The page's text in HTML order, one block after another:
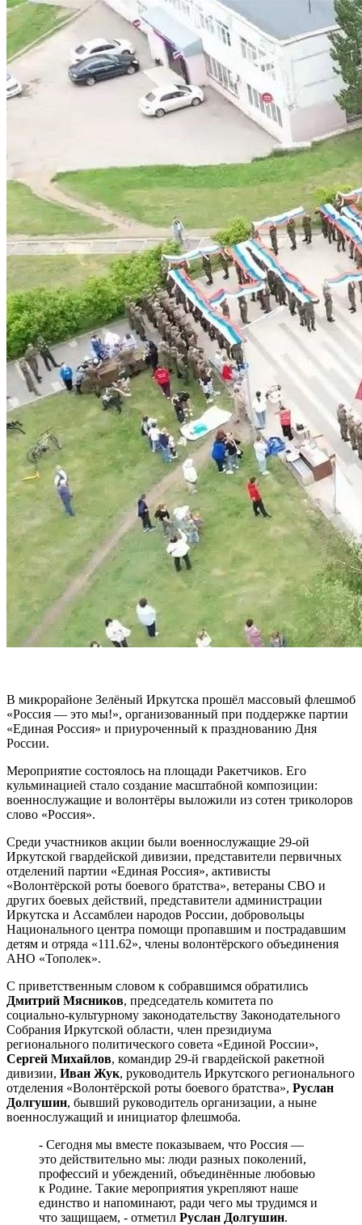
В микрорайоне Зелёный Иркутска прошёл массовый флешмоб
«Россия — это мы!», организованный при поддержке партии
«Единая Россия» и приуроченный к празднованию Дня
России.
Мероприятие состоялось на площади Ракетчиков. Его
кульминацией стало создание масштабной композиции:
военнослужащие и волонтёры выложили из сотен триколоров
слово «Россия».
Среди участников акции были военнослужащие 29‑ой
Иркутской гвардейской дивизии, представители первичных
отделений партии «Единая Россия», активисты
«Волонтёрской роты боевого братства», ветераны СВО и
других боевых действий, представители администрации
Иркутска и Ассамблеи народов России, добровольцы
Национального центра помощи пропавшим и пострадавшим
детям и отряда «111.62», члены волонтёрского объединения
АНО «Тополек».
С приветственным словом к собравшимся обратились
Дмитрий Мясников, председатель комитета по
социально‑культурному законодательству Законодательного
Собрания Иркутской области, член президиума
регионального политического совета «Единой России»,
Сергей Михайлов, командир 29‑й гвардейской ракетной
дивизии, Иван Жук, руководитель Иркутского регионального
отделения «Волонтёрской роты боевого братства», Руслан
Долгушин, бывший руководитель организации, а ныне
военнослужащий и инициатор флешмоба.
- Сегодня мы вместе показываем, что Россия —
это действительно мы: люди разных поколений,
профессий и убеждений, объединённые любовью
к Родине. Такие мероприятия укрепляют наше
единство и напоминают, ради чего мы трудимся и
что защищаем, - отметил Руслан Долгушин.